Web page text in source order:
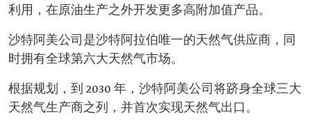
利用，在原油生产之外开发更多高附加值产品。
沙特阿美公司是沙特阿拉伯唯一的天然气供应商，同
时拥有全球第六大天然气市场。
根据规划，到 2030 年，沙特阿美公司将跻身全球三大
天然气生产商之列，并首次实现天然气出口。